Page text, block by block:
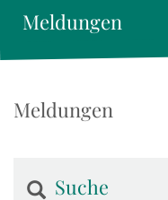
Meldungen
Meldungen
Suche